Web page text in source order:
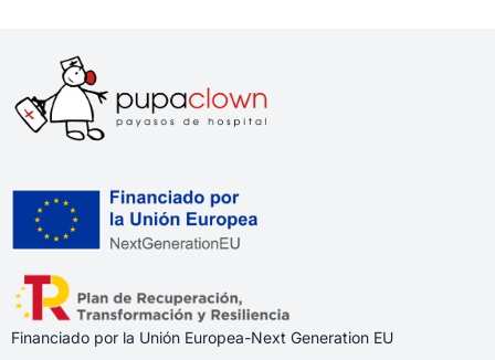
Financiado por la Unión Europea-Next Generation EU